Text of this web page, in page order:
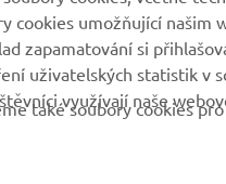
VÍCE YAMAHA
MyYamaha
cookies umožňující našim
zapamatování si
uživatelských statistik v
využívají naše
také soubory cookies